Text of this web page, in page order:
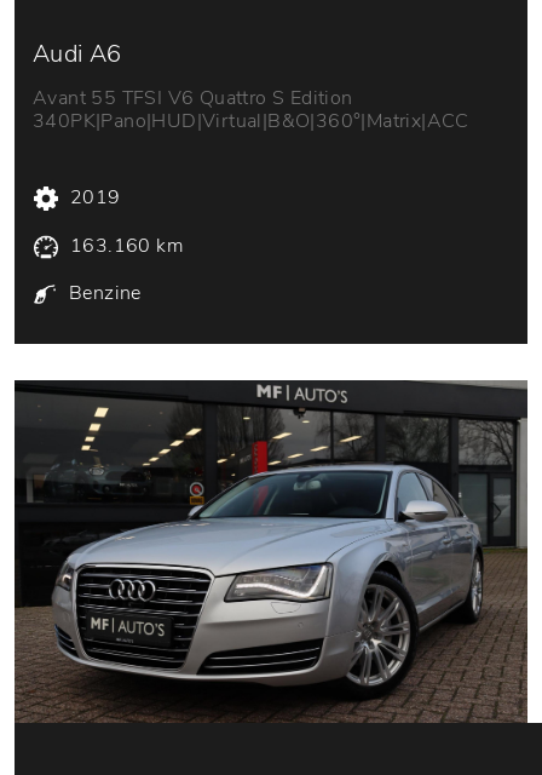
Audi A6
Avant 55 TFSI V6 Quattro S Edition
340PK|Pano|HUD|Virtual|B&O|360°|Matrix|ACC
2019
163.160 km
Benzine